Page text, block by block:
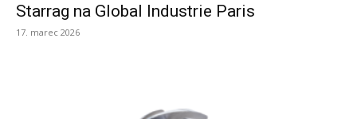
Starrag na Global Industrie Paris
17. marec 2026